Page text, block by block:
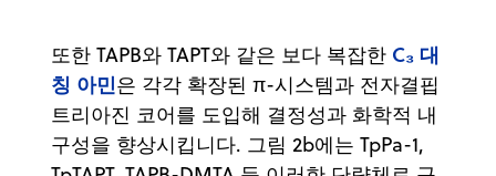
또한 TAPB와 TAPT와 같은 보다 복잡한 C₃ 대
칭 아민은 각각 확장된 π-시스템과 전자결핍
트리아진 코어를 도입해 결정성과 화학적 내
구성을 향상시킵니다. 그림 2b에는 TpPa-1,